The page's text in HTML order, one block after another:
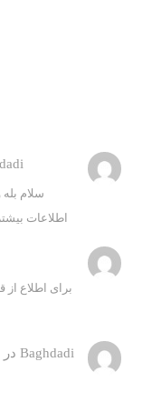
سلام
اطلاعات بیشتر
Baghdadi در